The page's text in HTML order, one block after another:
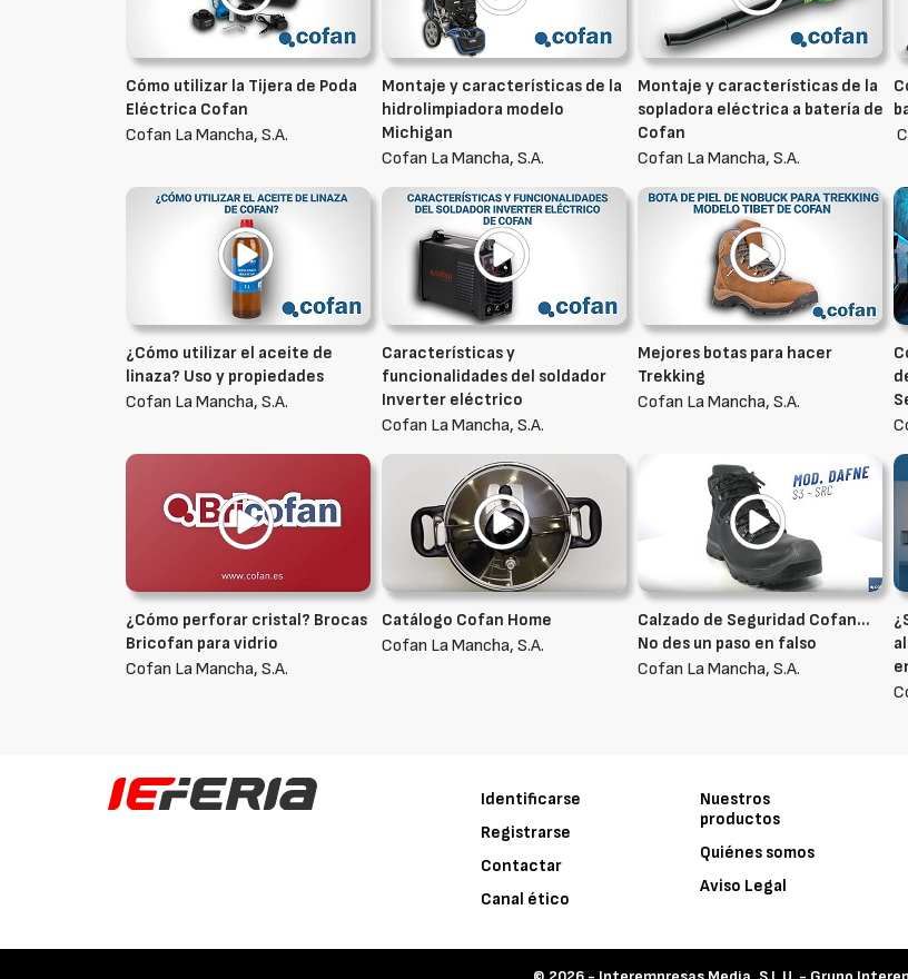
Cómo utilizar la Tijera de Poda
Eléctrica Cofan
Cofan La Mancha, S.A.
Montaje y características de la
hidrolimpiadora modelo
Michigan
Cofan La Mancha, S.A.
Montaje y características de la
sopladora eléctrica a batería de
Cofan
Cofan La Mancha, S.A.
¿Cómo utilizar el aceite de
linaza? Uso y propiedades
Cofan La Mancha, S.A.
Características y
funcionalidades del soldador
Inverter eléctrico
Cofan La Mancha, S.A.
Mejores botas para hacer
Trekking
Cofan La Mancha, S.A.
¿Cómo perforar cristal? Brocas
Bricofan para vidrio
Cofan La Mancha, S.A.
Catálogo Cofan Home
Cofan La Mancha, S.A.
Calzado de Seguridad Cofan…
No des un paso en falso
Cofan La Mancha, S.A.
Identificarse
Registrarse
Contactar
Canal ético
Nuestros
productos
Quiénes somos
Aviso Legal